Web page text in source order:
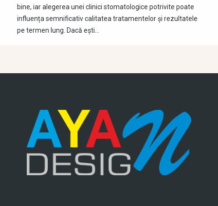
bine, iar alegerea unei clinici stomatologice potrivite poate
influența semnificativ calitatea tratamentelor și rezultatele
pe termen lung. Dacă ești…